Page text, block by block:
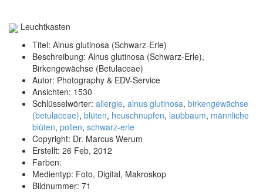
Leuchtkasten
Titel: Alnus glutinosa (Schwarz-Erle)
Beschreibung: Alnus glutinosa (Schwarz-Erle),
Birkengewächse (Betulaceae)
Autor: Photography & EDV-Service
Ansichten: 1530
Schlüsselwörter: allergie, alnus glutinosa, birkengewächse
(betulaceae), blüten, heuschnupfen, laubbaum, männliche
blüten, pollen, schwarz-erle
Copyright: Dr. Marcus Werum
Erstellt: 26 Feb, 2012
Farben:
Medientyp: Foto, Digital, Makroskop
Bildnummer: 71